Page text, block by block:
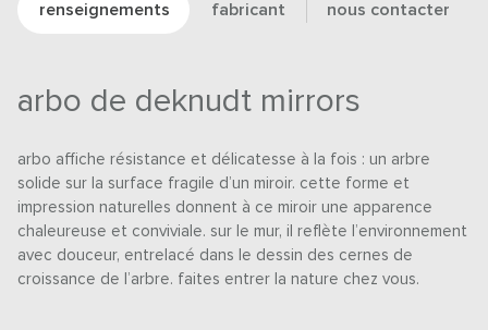
renseignements fabricant nous contacter
arbo de deknudt mirrors
arbo affiche résistance et délicatesse à la fois : un arbre
solide sur la surface fragile d’un miroir. cette forme et
impression naturelles donnent à ce miroir une apparence
chaleureuse et conviviale. sur le mur, il reflète l’environnement
avec douceur, entrelacé dans le dessin des cernes de
croissance de l’arbre. faites entrer la nature chez vous.